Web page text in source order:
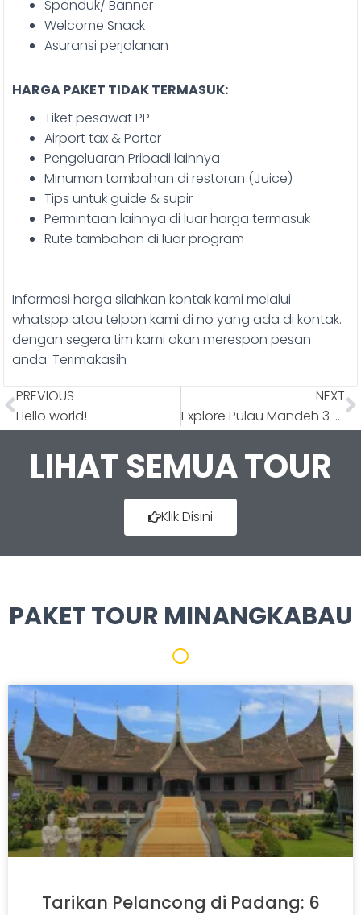
Spanduk/ Banner
Welcome Snack
Asuransi perjalanan
HARGA PAKET TIDAK TERMASUK:
Tiket pesawat PP
Airport tax & Porter
Pengeluaran Pribadi lainnya
Minuman tambahan di restoran (Juice)
Tips untuk guide & supir
Permintaan lainnya di luar harga termasuk
Rute tambahan di luar program
Informasi harga silahkan kontak kami melalui
whatspp atau telpon kami di no yang ada di kontak.
dengan segera tim kami akan merespon pesan
anda. Terimakasih
PREVIOUS
Hello world!
NEXT
Explore Pulau Mandeh 3 Hari 2 Malam
LIHAT SEMUA TOUR
Klik Disini
PAKET TOUR MINANGKABAU
Tarikan Pelancong di Padang: 6